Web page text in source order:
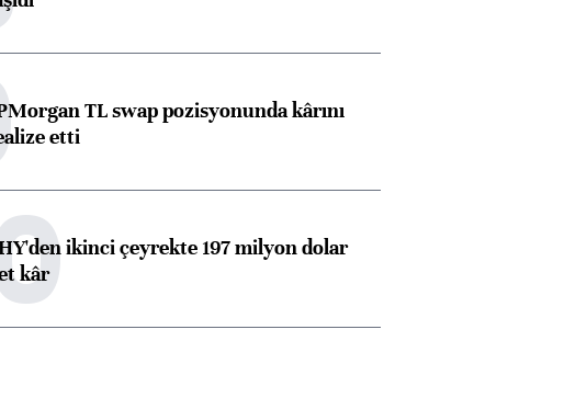
başlangıçları
konusunda Unicredit ile
TL swap pozisyonunda kârını
etti
ikinci çeyrekte 197 milyon dolar
kâr